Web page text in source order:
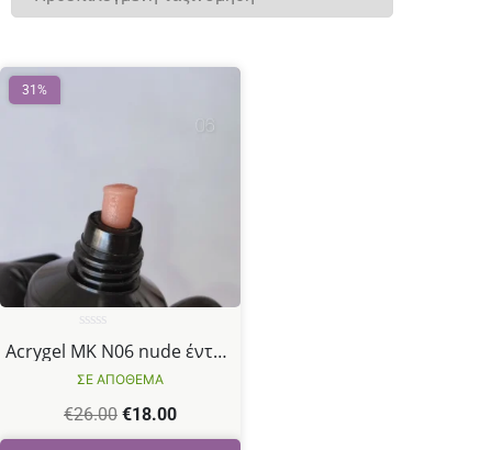
31%
ΣΕ ΑΠΟΘΕΜΑ
Acrygel MK N06 nude έντονο 30gr
€26.00 €18.00
Βαθμολογήθηκε
με
0
από
5